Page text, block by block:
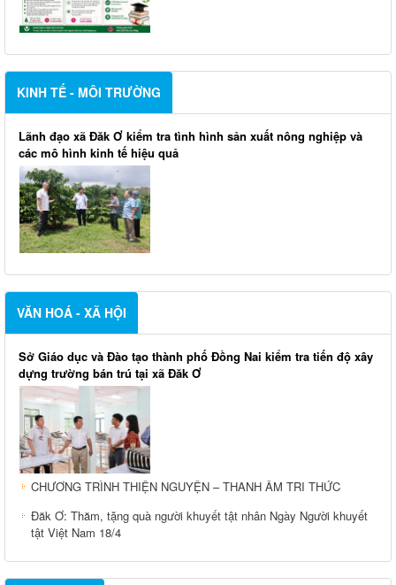
KINH TẾ - MÔI TRƯỜNG
Lãnh đạo xã Đăk Ơ kiểm tra tình hình sản xuất nông nghiệp và
các mô hình kinh tế hiệu quả
VĂN HOÁ - XÃ HỘI
Sở Giáo dục và Đào tạo thành phố Đồng Nai kiểm tra tiến độ xây
dựng trường bán trú tại xã Đăk Ơ
CHƯƠNG TRÌNH THIỆN NGUYỆN – THANH ÂM TRI THỨC
Đăk Ơ: Thăm, tặng quà người khuyết tật nhân Ngày Người khuyết
tật Việt Nam 18/4